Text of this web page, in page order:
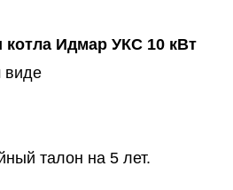
котла Идмар УКС 10 кВт
виде
талон на 5 лет.